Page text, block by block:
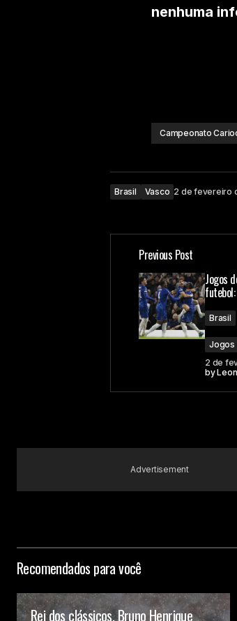
nenhuma
Campeonato
Brasil Vasco 2 de fevereiro
Previous Post
Jogos
Brasil
Jogos
2 de
by
Advertisement
Recomendados para você
Rei dos clássicos, Bruno Henrique